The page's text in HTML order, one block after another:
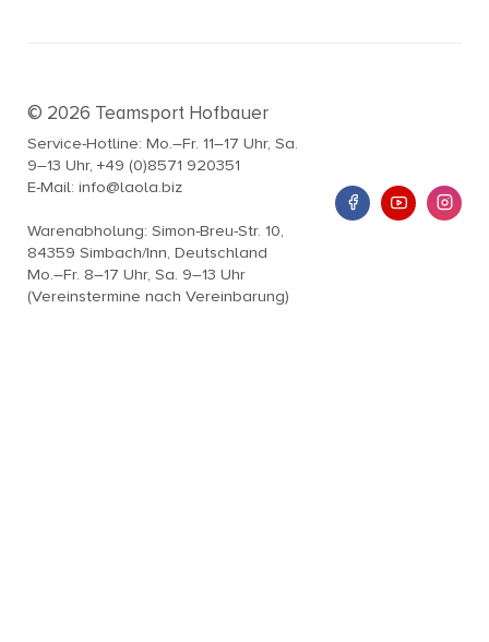
© 2026 Teamsport Hofbauer
Service-Hotline: Mo.–Fr. 11–17 Uhr, Sa.
9–13 Uhr, +49 (0)8571 920351
E-Mail: info@laola.biz
Warenabholung: Simon-Breu-Str. 10,
84359 Simbach/Inn, Deutschland
Mo.–Fr. 8–17 Uhr, Sa. 9–13 Uhr
(Vereinstermine nach Vereinbarung)